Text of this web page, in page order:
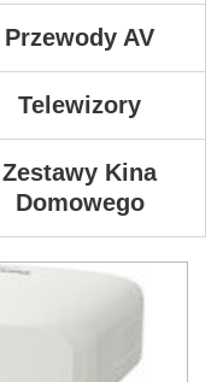
Przewody AV
Telewizory
Zestawy Kina
Domowego